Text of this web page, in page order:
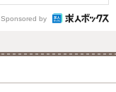
Sponsored by